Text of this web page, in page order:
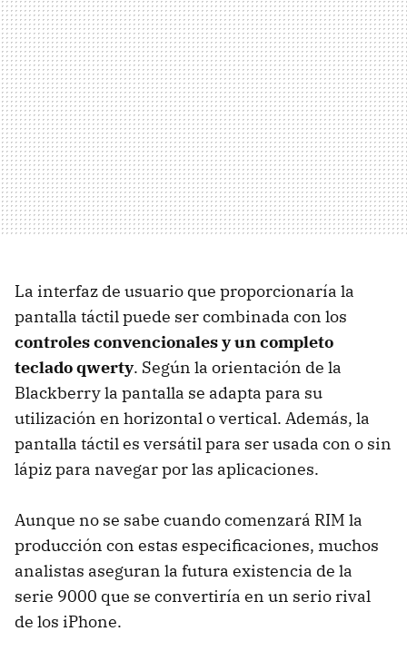
La interfaz de usuario que proporcionaría la
pantalla táctil puede ser combinada con los
controles convencionales y un completo
teclado qwerty. Según la orientación de la
Blackberry la pantalla se adapta para su
utilización en horizontal o vertical. Además, la
pantalla táctil es versátil para ser usada con o sin
lápiz para navegar por las aplicaciones.
Aunque no se sabe cuando comenzará RIM la
producción con estas especificaciones, muchos
analistas aseguran la futura existencia de la
serie 9000 que se convertiría en un serio rival
de los iPhone.